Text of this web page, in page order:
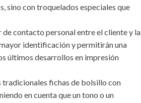
sino con troquelados especiales que
contacto personal entre el cliente y la
identificación y permitirán una
últimos desarrollos en impresión
tradicionales fichas de bolsillo con
en cuenta que un tono o un